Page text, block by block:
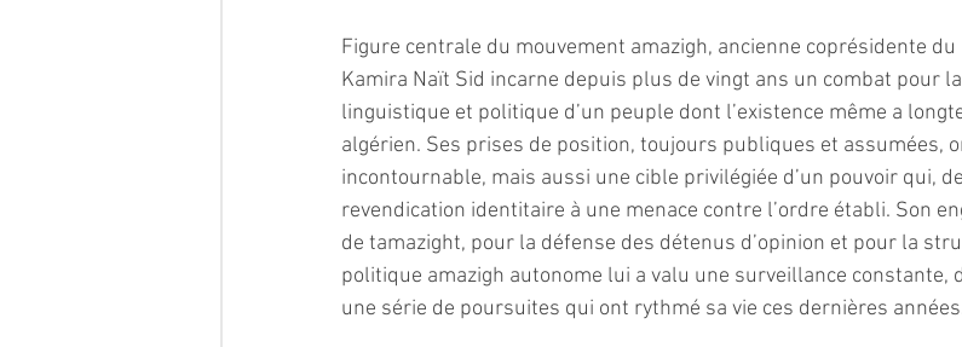
Figure centrale du mouvement amazigh, ancienne coprésidente du
Kamira Naït Sid incarne depuis plus de vingt ans un combat pour
linguistique et politique d’un peuple dont l’existence même a
algérien. Ses prises de position, toujours publiques et assumées,
incontournable, mais aussi une cible privilégiée d’un pouvoir qui,
revendication identitaire à une menace contre l’ordre établi. Son
de tamazight, pour la défense des détenus d’opinion et pour la
politique amazigh autonome lui a valu une surveillance constante,
une série de poursuites qui ont rythmé sa vie ces dernières